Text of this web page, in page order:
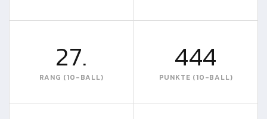
27.
RANG (10-BALL)
444
PUNKTE (10-BALL)